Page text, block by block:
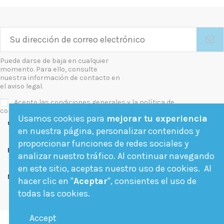
Puede darse de baja en cualquier
momento. Para ello, consulte
nuestra información de contacto en
el aviso legal.
Acepto las condiciones generales y la política de
confidencialidad
Contact us
Follow us
Newsletter
Usamos cookies para mejorar tu experiencia
en nuestra página, personalizar contenidos y
proporcionar funciones de redes sociales y
analizar nuestro tráfico. Al continuar navegando
en este sitio, aceptas nuestro uso de cookies. Al
hacer clic en "Aceptar", consientes el uso de
todas las cookies.
Accept